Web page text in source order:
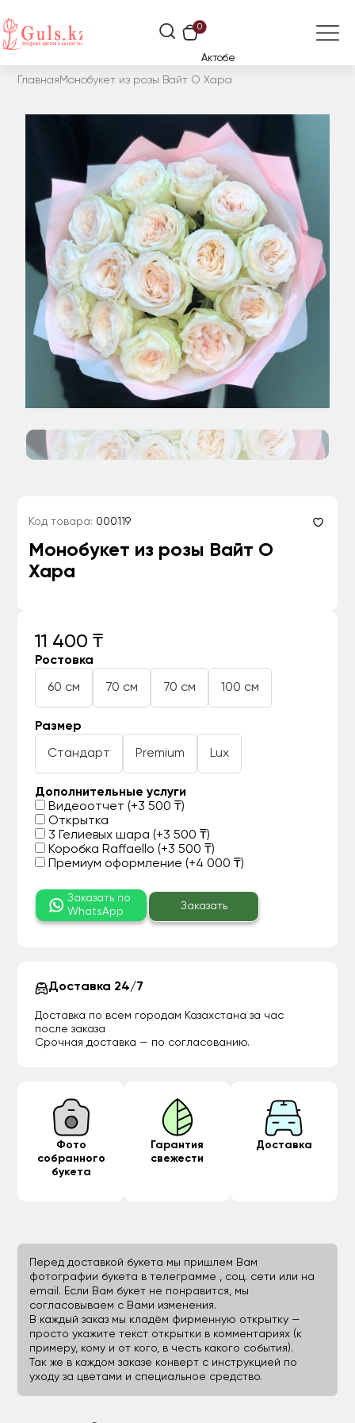
0
Актобе
Главная Монобукет из розы Вайт О Хара
Код товара: 000119
Монобукет из розы Вайт О
Хара
11 400 ₸
Ростовка
60 см 70 см 70 см 100 см
Размер
Стандарт Premium Lux
Дополнительные услуги
Видеоотчет (+3 500 ₸)
Открытка
3 Гелиевых шара (+3 500 ₸)
Коробка Raffaello (+3 500 ₸)
Премиум оформление (+4 000 ₸)
Заказать по
WhatsApp
Заказать
Доставка 24/7
Доставка по всем городам Казахстана за час
после заказа
Срочная доставка — по согласованию.
Фото
собранного
букета
Гарантия
свежести
Доставка
Перед доставкой букета мы пришлем Вам
фотографии букета в телеграмме , соц. сети или на
email. Если Вам букет не понравится, мы
согласовываем с Вами изменения.
В каждый заказ мы кладём фирменную открытку —
просто укажите текст открытки в комментариях (к
примеру, кому и от кого, в честь какого события).
Так же в каждом заказе конверт с инструкцией по
уходу за цветами и специальное средство.